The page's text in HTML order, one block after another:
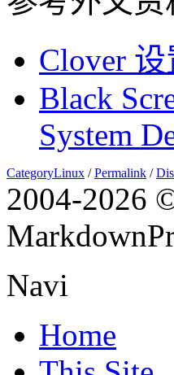
Clover
Black
System
CategoryLinux /Permalink /
2004-2026
Navi
Home